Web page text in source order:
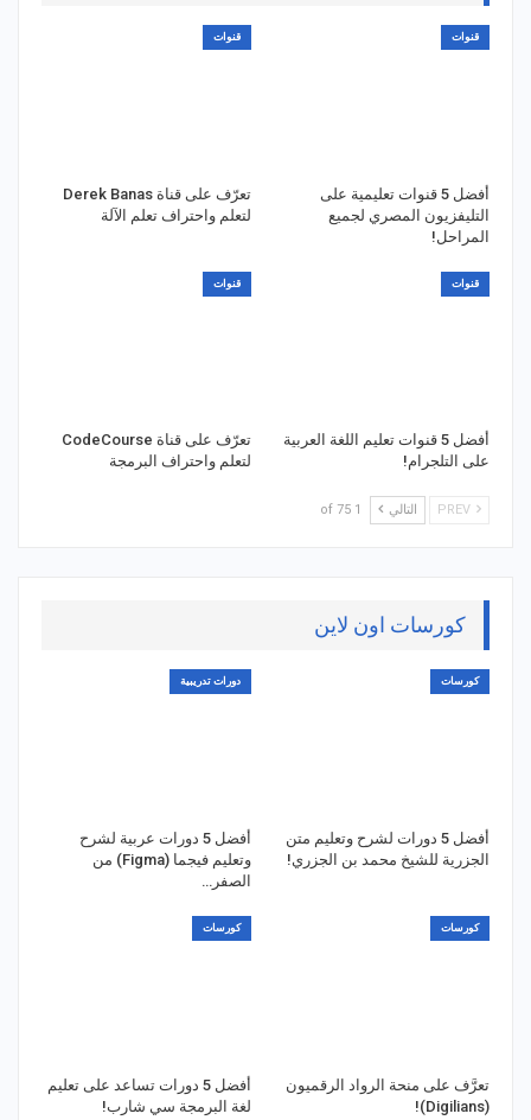
قنوات
أفضل 5 قنوات تعليمية على
التليفزيون المصري لجميع
المراحل!
قنوات
تعرّف على قناة Derek Banas
لتعلم واحتراف تعلم الآلة
قنوات
أفضل 5 قنوات تعليم اللغة العربية
على التلجرام!
قنوات
تعرّف على قناة CodeCourse
لتعلم واحتراف البرمجة
التالي 1 of 75
كورسات اون لاين
كورسات
أفضل 5 دورات لشرح وتعليم متن
الجزرية للشيخ محمد بن الجزري!
دورات تدريبية
أفضل 5 دورات عربية لشرح
وتعليم فيجما (Figma) من
الصفر…
كورسات
تعرَّف على منحة الرواد الرقميون
(Digilians)!
كورسات
أفضل 5 دورات تساعد على تعليم
لغة البرمجة سي شارب!